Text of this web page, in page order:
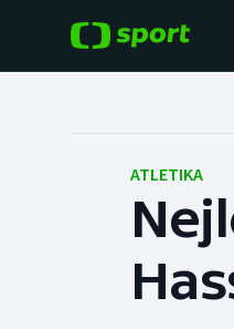
Hokej
Tenis
ATLETIKA